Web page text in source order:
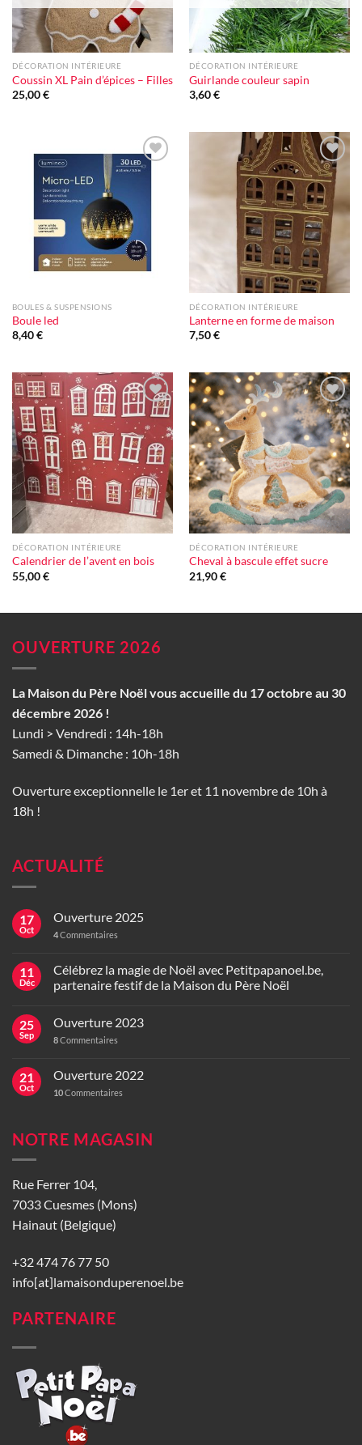
DÉCORATION INTÉRIEURE
Coussin XL Pain d’épices – Filles
25,00€
DÉCORATION INTÉRIEURE
Guirlande couleur sapin
3,60€
Ajouter
BOULES & SUSPENSIONS
Boule led
8,40€
Ajouter
à la liste
d'envie
DÉCORATION INTÉRIEURE
Lanterne en forme de maison
7,50€
Ajouter
à la liste
d'envie
DÉCORATION INTÉRIEURE
Calendrier de l’avent en bois
55,00€
Ajouter
à la liste
d'envie
DÉCORATION INTÉRIEURE
Cheval à bascule effet sucre
21,90€
OUVERTURE 2026
La Maison du Père Noël vous accueille du 17 octobre au 30
décembre 2026 !
Lundi > Vendredi : 14h-18h
Samedi & Dimanche : 10h-18h
Ouverture exceptionnelle le 1er et 11 novembre de 10h à
18h !
ACTUALITÉ
17
Oct
Ouverture 2025
4Commentaires
11
Déc
Célébrez la magie de Noël avec Petitpapanoel.be,
partenaire festif de la Maison du Père Noël
25
Sep
Ouverture 2023
8Commentaires
21
Oct
Ouverture 2022
10Commentaires
NOTRE MAGASIN
Rue Ferrer 104,
7033 Cuesmes (Mons)
Hainaut (Belgique)
+32 474 76 77 50
info[at]lamaisonduperenoel.be
PARTENAIRE